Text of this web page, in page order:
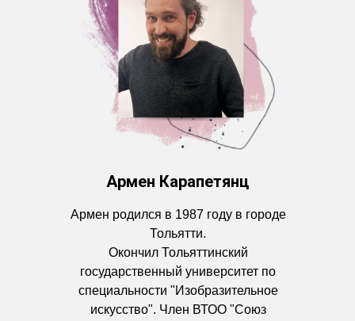
Армен Карапетянц
Армен родился в 1987 году в городе
Тольятти.
Окончил Тольяттинский
государственный университет по
специальности "Изобразительное
искусство". Член ВТОО "Союз